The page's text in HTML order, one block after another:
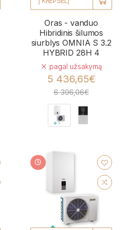
Oras - vanduo
Hibridinis šilumos
siurblys OMNIA S 3.2
HYBRID 28H 4
pagal užsakymą
5 436,65€
6 396,06€